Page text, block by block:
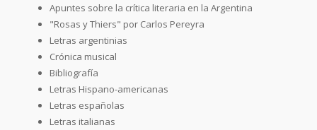
Apuntes sobre la crítica literaria en la Argentina
"Rosas y Thiers" por Carlos Pereyra
Letras argentinias
Crónica musical
Bibliografía
Letras Hispano-americanas
Letras españolas
Letras italianas